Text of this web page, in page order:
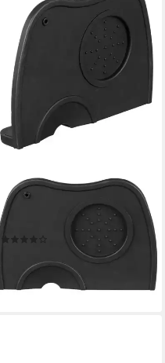
Barista-Set, scarlet espresso
Tamperablage »Barista«
Silikon Matte Tamper
lieferbar - in 3-4 Werktagen bei dir